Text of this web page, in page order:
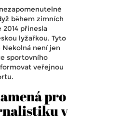
během zimních
přinesla
lyžařkou. Tyto
není jen
sportovního
veřejnou
pro
v